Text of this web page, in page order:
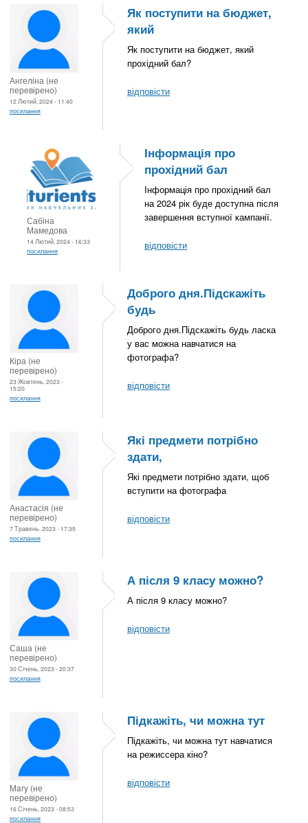
Ангеліна (не
перевірено)
12 Лютий, 2024 - 11:40
посилання
Як поступити на бюджет,
який
Як поступити на бюджет, який
прохідний бал?
відповісти
Сабіна
Мамедова
14 Лютий, 2024 - 16:33
посилання
Інформація про
прохідний бал
Інформація про прохідний бал
на 2024 рік буде доступна після
завершення вступної кампанії.
відповісти
Кіра (не
перевірено)
23 Жовтень, 2023 -
15:20
посилання
Доброго дня.Підскажіть
будь
Доброго дня.Підскажіть будь ласка
у вас можна навчатися на
фотографа?
відповісти
Анастасія (не
перевірено)
7 Травень, 2023 - 17:35
посилання
Які предмети потрібно
здати,
Які предмети потрібно здати, щоб
вступити на фотографа
відповісти
Саша (не
перевірено)
30 Січень, 2023 - 20:37
посилання
А після 9 класу можно?
А після 9 класу можно?
відповісти
Mary (не
перевірено)
16 Січень, 2023 - 08:53
посилання
Підкажіть, чи можна тут
Підкажіть, чи можна тут навчатися
на режиссера кіно?
відповісти